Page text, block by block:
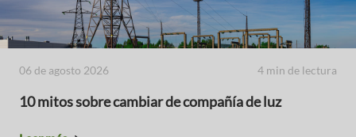
06 de agosto 2026 4 min de lectura
10 mitos sobre cambiar de compañía de luz